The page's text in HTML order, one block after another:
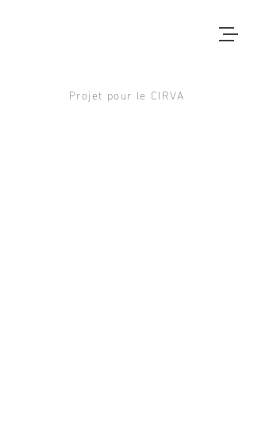
Projet pour le CIRVA